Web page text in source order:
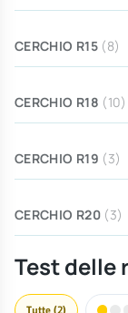
CERCHIO R15 (8)
CERCHIO R18 (10)
CERCHIO R19 (3)
CERCHIO R20 (3)
Test delle
Tutte (2)